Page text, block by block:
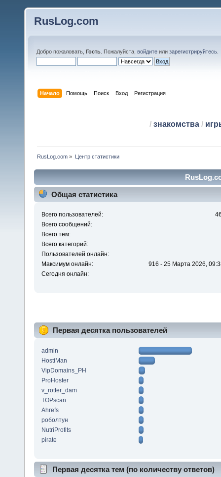
RusLog.com
Добро пожаловать, Гость . Пожалуйста, войдите или зарегистрируйтесь
Начало Помощь Поиск Вход Регистрация
/ знакомства/
RusLog.com » Центр статистики
Общая статистика
Всего пользователей:
Всего сообщений:
Всего тем:
Всего категорий:
Пользователей онлайн:
Максимум онлайн:
916 - 25 Марта 2026,
Сегодня онлайн:
Первая десятка пользователей
admin
HostiMan
VipDomains_PH
ProHoster
v_rotter_dam
TOPscan
Ahrefs
роболтун
NutriProfits
pirate
Первая десятка тем (по количеству ответов)